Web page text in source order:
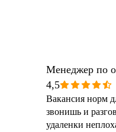
Менеджер по
4,5
Вакансия норм
звонишь и
удаленки